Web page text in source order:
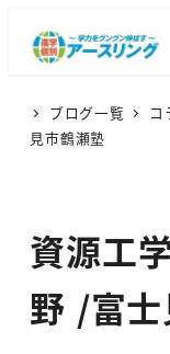
ブログ一覧 コ
見市鶴瀬塾
資源工
野 /富